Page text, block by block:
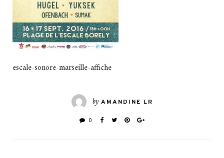
escale-sonore-marseille-affiche
by AMANDINE LR
0